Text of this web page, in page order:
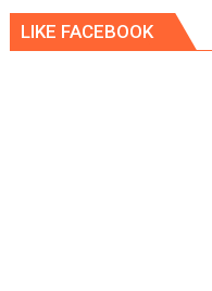
LIKE FACEBOOK